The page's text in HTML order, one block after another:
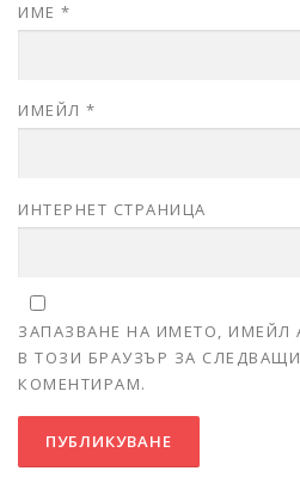
ИМЕ *
ИМЕЙЛ *
ИНТЕРНЕТ СТРАНИЦА
ЗАПАЗВАНЕ НА ИМЕТО, ИМЕЙЛ
В ТОЗИ БРАУЗЪР ЗА
КОМЕНТИРАМ.